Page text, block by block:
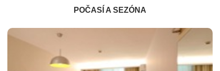
POČASÍ A SEZÓNA